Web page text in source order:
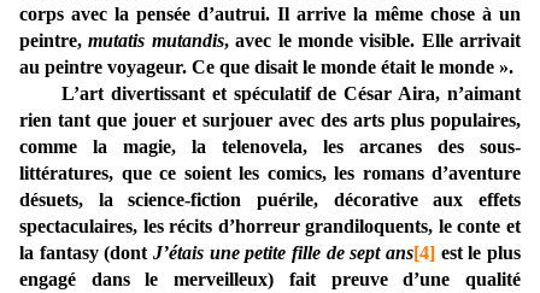
corps avec la pensée d’autrui. Il arrive la même chose à un
peintre,mutatis mutandis, avec le monde visible. Elle arrivait
au peintre voyageur. Ce que disait le monde était le monde ».
L’art divertissant et spéculatif de César Aira, n’aimant
rien tant que jouer et surjouer avec des arts plus populaires,
comme la magie, la telenovela, les arcanes des sous-
littératures, que ce soient les comics, les romans d’aventure
désuets, la science-fiction puérile, décorative aux effets
spectaculaires, les récits d’horreur grandiloquents, le conte et
la fantasy (dont J’étais une petite fille de sept ans[4] est le plus
engagé dans le merveilleux) fait preuve d’une qualité